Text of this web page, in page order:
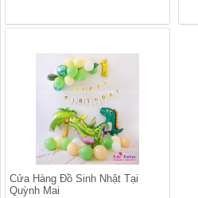
Cửa Hàng Đồ Sinh Nhật Tại
Quỳnh Mai